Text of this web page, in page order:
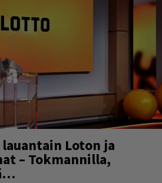
Loton ja
– Tokmannilla,